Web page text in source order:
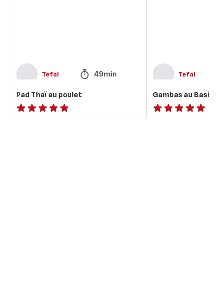
Tefal 49min
Pad Thaï au poulet
ratings.NaN
Tefal
Gambas au Basilic
ratings.NaN